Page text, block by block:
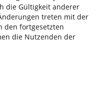
die Gültigkeit anderer
treten mit der
den fortgesetzten
die Nutzenden der